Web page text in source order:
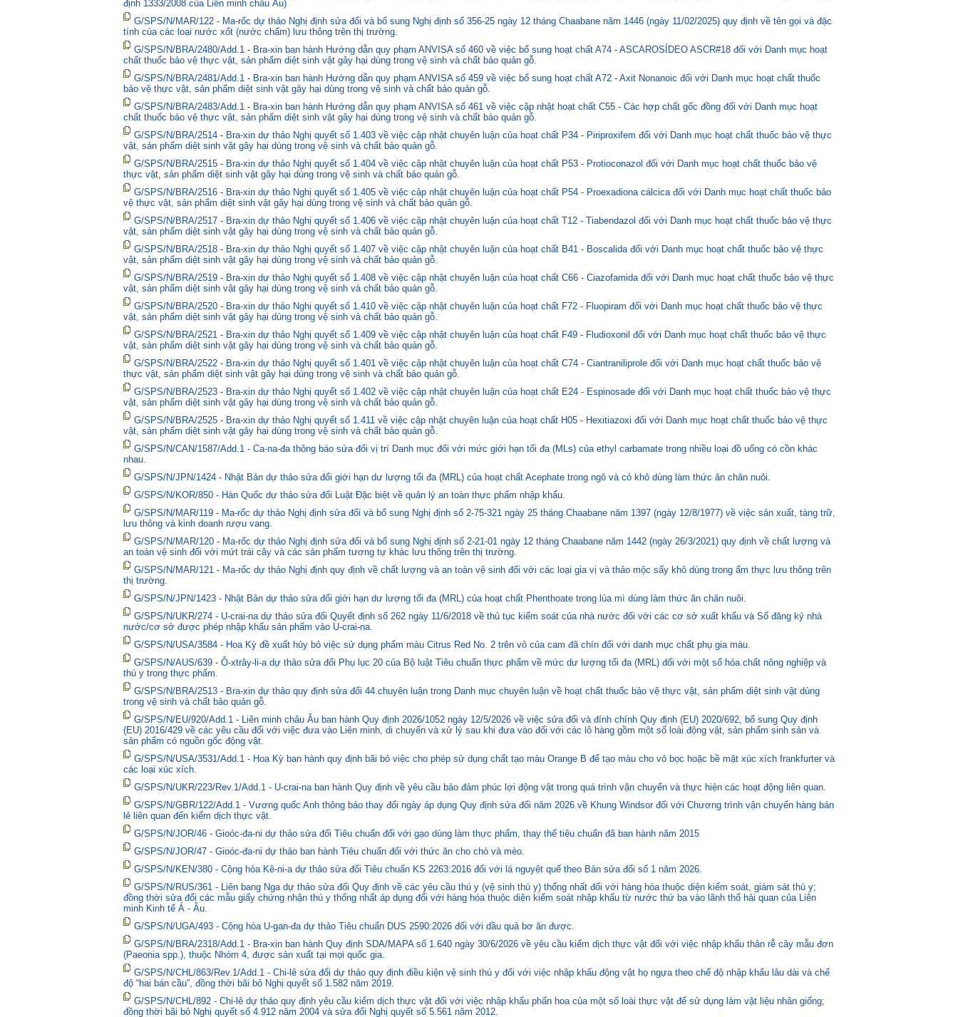
định 1333/2008 của Liên minh châu Âu)
G/SPS/N/MAR/122 - Ma-rốc dự thảo Nghị định sửa đổi và bổ sung Nghị định số 356-25 ngày 12 tháng Chaabane năm 1446 (ngày 11/02/2025) quy định về tên gọi và đặc
tính của các loại nước xốt (nước chấm) lưu thông trên thị trường.
G/SPS/N/BRA/2480/Add.1 - Bra-xin ban hành Hướng dẫn quy phạm ANVISA số 460 về việc bổ sung hoạt chất A74 - ASCAROSÍDEO ASCR#18 đối với Danh mục hoạt
chất thuốc bảo vệ thực vật, sản phẩm diệt sinh vật gây hại dùng trong vệ sinh và chất bảo quản gỗ.
G/SPS/N/BRA/2481/Add.1 - Bra-xin ban hành Hướng dẫn quy phạm ANVISA số 459 về việc bổ sung hoạt chất A72 - Axit Nonanoic đối với Danh mục hoạt chất thuốc
bảo vệ thực vật, sản phẩm diệt sinh vật gây hại dùng trong vệ sinh và chất bảo quản gỗ.
G/SPS/N/BRA/2483/Add.1 - Bra-xin ban hành Hướng dẫn quy phạm ANVISA số 461 về việc cập nhật hoạt chất C55 - Các hợp chất gốc đồng đối với Danh mục hoạt
chất thuốc bảo vệ thực vật, sản phẩm diệt sinh vật gây hại dùng trong vệ sinh và chất bảo quản gỗ.
G/SPS/N/BRA/2514 - Bra-xin dự thảo Nghị quyết số 1.403 về việc cập nhật chuyên luận của hoạt chất P34 - Piriproxifem đối với Danh mục hoạt chất thuốc bảo vệ thực
vật, sản phẩm diệt sinh vật gây hại dùng trong vệ sinh và chất bảo quản gỗ.
G/SPS/N/BRA/2515 - Bra-xin dự thảo Nghị quyết số 1.404 về việc cập nhật chuyên luận của hoạt chất P53 - Protioconazol đối với Danh mục hoạt chất thuốc bảo vệ
thực vật, sản phẩm diệt sinh vật gây hại dùng trong vệ sinh và chất bảo quản gỗ.
G/SPS/N/BRA/2516 - Bra-xin dự thảo Nghị quyết số 1.405 về việc cập nhật chuyên luận của hoạt chất P54 - Proexadiona cálcica đối với Danh mục hoạt chất thuốc bảo
vệ thực vật, sản phẩm diệt sinh vật gây hại dùng trong vệ sinh và chất bảo quản gỗ.
G/SPS/N/BRA/2517 - Bra-xin dự thảo Nghị quyết số 1.406 về việc cập nhật chuyên luận của hoạt chất T12 - Tiabendazol đối với Danh mục hoạt chất thuốc bảo vệ thực
vật, sản phẩm diệt sinh vật gây hại dùng trong vệ sinh và chất bảo quản gỗ.
G/SPS/N/BRA/2518 - Bra-xin dự thảo Nghị quyết số 1.407 về việc cập nhật chuyên luận của hoạt chất B41 - Boscalida đối với Danh mục hoạt chất thuốc bảo vệ thực
vật, sản phẩm diệt sinh vật gây hại dùng trong vệ sinh và chất bảo quản gỗ.
G/SPS/N/BRA/2519 - Bra-xin dự thảo Nghị quyết số 1.408 về việc cập nhật chuyên luận của hoạt chất C66 - Ciazofamida đối với Danh mục hoạt chất thuốc bảo vệ thực
vật, sản phẩm diệt sinh vật gây hại dùng trong vệ sinh và chất bảo quản gỗ.
G/SPS/N/BRA/2520 - Bra-xin dự thảo Nghị quyết số 1.410 về việc cập nhật chuyên luận của hoạt chất F72 - Fluopiram đối với Danh mục hoạt chất thuốc bảo vệ thực
vật, sản phẩm diệt sinh vật gây hại dùng trong vệ sinh và chất bảo quản gỗ.
G/SPS/N/BRA/2521 - Bra-xin dự thảo Nghị quyết số 1.409 về việc cập nhật chuyên luận của hoạt chất F49 - Fludioxonil đối với Danh mục hoạt chất thuốc bảo vệ thực
vật, sản phẩm diệt sinh vật gây hại dùng trong vệ sinh và chất bảo quản gỗ.
G/SPS/N/BRA/2522 - Bra-xin dự thảo Nghị quyết số 1.401 về việc cập nhật chuyên luận của hoạt chất C74 - Ciantraniliprole đối với Danh mục hoạt chất thuốc bảo vệ
thực vật, sản phẩm diệt sinh vật gây hại dùng trong vệ sinh và chất bảo quản gỗ.
G/SPS/N/BRA/2523 - Bra-xin dự thảo Nghị quyết số 1.402 về việc cập nhật chuyên luận của hoạt chất E24 - Espinosade đối với Danh mục hoạt chất thuốc bảo vệ thực
vật, sản phẩm diệt sinh vật gây hại dùng trong vệ sinh và chất bảo quản gỗ.
G/SPS/N/BRA/2525 - Bra-xin dự thảo Nghị quyết số 1.411 về việc cập nhật chuyên luận của hoạt chất H05 - Hexitiazoxi đối với Danh mục hoạt chất thuốc bảo vệ thực
vật, sản phẩm diệt sinh vật gây hại dùng trong vệ sinh và chất bảo quản gỗ.
G/SPS/N/CAN/1587/Add.1 - Ca-na-đa thông báo sửa đổi vị trí Danh mục đối với mức giới hạn tối đa (MLs) của ethyl carbamate trong nhiều loại đồ uống có cồn khác
nhau.
G/SPS/N/JPN/1424 - Nhật Bản dự thảo sửa đổi giới hạn dư lượng tối đa (MRL) của hoạt chất Acephate trong ngô và cỏ khô dùng làm thức ăn chăn nuôi.
G/SPS/N/KOR/850 - Hàn Quốc dự thảo sửa đổi Luật Đặc biệt về quản lý an toàn thực phẩm nhập khẩu.
G/SPS/N/MAR/119 - Ma-rốc dự thảo Nghị định sửa đổi và bổ sung Nghị định số 2-75-321 ngày 25 tháng Chaabane năm 1397 (ngày 12/8/1977) về việc sản xuất, tàng trữ,
lưu thông và kinh doanh rượu vang.
G/SPS/N/MAR/120 - Ma-rốc dự thảo Nghị định sửa đổi và bổ sung Nghị định số 2-21-01 ngày 12 tháng Chaabane năm 1442 (ngày 26/3/2021) quy định về chất lượng và
an toàn vệ sinh đối với mứt trái cây và các sản phẩm tương tự khác lưu thông trên thị trường.
G/SPS/N/MAR/121 - Ma-rốc dự thảo Nghị định quy định về chất lượng và an toàn vệ sinh đối với các loại gia vị và thảo mộc sấy khô dùng trong ẩm thực lưu thông trên
thị trường.
G/SPS/N/JPN/1423 - Nhật Bản dự thảo sửa đổi giới hạn dư lượng tối đa (MRL) của hoạt chất Phenthoate trong lúa mì dùng làm thức ăn chăn nuôi.
G/SPS/N/UKR/274 - U-crai-na dự thảo sửa đổi Quyết định số 262 ngày 11/6/2018 về thủ tục kiểm soát của nhà nước đối với các cơ sở xuất khẩu và Sổ đăng ký nhà
nước/cơ sở được phép nhập khẩu sản phẩm vào U-crai-na.
G/SPS/N/USA/3584 - Hoa Kỳ đề xuất hủy bỏ việc sử dụng phẩm màu Citrus Red No. 2 trên vỏ của cam đã chín đối với danh mục chất phụ gia màu.
G/SPS/N/AUS/639 - Ô-xtrây-li-a dự thảo sửa đổi Phụ lục 20 của Bộ luật Tiêu chuẩn thực phẩm về mức dư lượng tối đa (MRL) đối với một số hóa chất nông nghiệp và
thú y trong thực phẩm.
G/SPS/N/BRA/2513 - Bra-xin dự thảo quy định sửa đổi 44 chuyên luận trong Danh mục chuyên luận về hoạt chất thuốc bảo vệ thực vật, sản phẩm diệt sinh vật dùng
trong vệ sinh và chất bảo quản gỗ.
G/SPS/N/EU/920/Add.1 - Liên minh châu Âu ban hành Quy định 2026/1052 ngày 12/5/2026 về việc sửa đổi và đính chính Quy định (EU) 2020/692, bổ sung Quy định
(EU) 2016/429 về các yêu cầu đối với việc đưa vào Liên minh, di chuyển và xử lý sau khi đưa vào đối với các lô hàng gồm một số loài động vật, sản phẩm sinh sản và
sản phẩm có nguồn gốc động vật.
G/SPS/N/USA/3531/Add.1 - Hoa Kỳ ban hành quy định bãi bỏ việc cho phép sử dụng chất tạo màu Orange B để tạo màu cho vỏ bọc hoặc bề mặt xúc xích frankfurter và
các loại xúc xích.
G/SPS/N/UKR/223/Rev.1/Add.1 - U-crai-na ban hành Quy định về yêu cầu bảo đảm phúc lợi động vật trong quá trình vận chuyển và thực hiện các hoạt động liên quan.
G/SPS/N/GBR/122/Add.1 - Vương quốc Anh thông báo thay đổi ngày áp dụng Quy định sửa đổi năm 2026 về Khung Windsor đối với Chương trình vận chuyển hàng bán
lẻ liên quan đến kiểm dịch thực vật.
G/SPS/N/JOR/46 - Gioóc-đa-ni dự thảo sửa đổi Tiêu chuẩn đối với gạo dùng làm thực phẩm, thay thế tiêu chuẩn đã ban hành năm 2015
G/SPS/N/JOR/47 - Gioóc-đa-ni dự thảo ban hành Tiêu chuẩn đối với thức ăn cho chó và mèo.
G/SPS/N/KEN/380 - Cộng hòa Kê-ni-a dự thảo sửa đổi Tiêu chuẩn KS 2263:2016 đối với lá nguyệt quế theo Bản sửa đổi số 1 năm 2026.
G/SPS/N/RUS/361 - Liên bang Nga dự thảo sửa đổi Quy định về các yêu cầu thú y (vệ sinh thú y) thống nhất đối với hàng hóa thuộc diện kiểm soát, giám sát thú y;
đồng thời sửa đổi các mẫu giấy chứng nhận thú y thống nhất áp dụng đối với hàng hóa thuộc diện kiểm soát nhập khẩu từ nước thứ ba vào lãnh thổ hải quan của Liên
minh Kinh tế Á - Âu.
G/SPS/N/UGA/493 - Cộng hòa U-gan-đa dự thảo Tiêu chuẩn DUS 2590:2026 đối với dầu quả bơ ăn được.
G/SPS/N/BRA/2318/Add.1 - Bra-xin ban hành Quy định SDA/MAPA số 1.640 ngày 30/6/2026 về yêu cầu kiểm dịch thực vật đối với việc nhập khẩu thân rễ cây mẫu đơn
(Paeonia spp.), thuộc Nhóm 4, được sản xuất tại mọi quốc gia.
G/SPS/N/CHL/863/Rev.1/Add.1 - Chi-lê sửa đổi dự thảo quy định điều kiện vệ sinh thú y đối với việc nhập khẩu động vật họ ngựa theo chế độ nhập khẩu lâu dài và chế
độ “hai bán cầu”, đồng thời bãi bỏ Nghị quyết số 1.582 năm 2019.
G/SPS/N/CHL/892 - Chi-lê dự thảo quy định yêu cầu kiểm dịch thực vật đối với việc nhập khẩu phấn hoa của một số loài thực vật để sử dụng làm vật liệu nhân giống;
đồng thời bãi bỏ Nghị quyết số 4.912 năm 2004 và sửa đổi Nghị quyết số 5.561 năm 2012.